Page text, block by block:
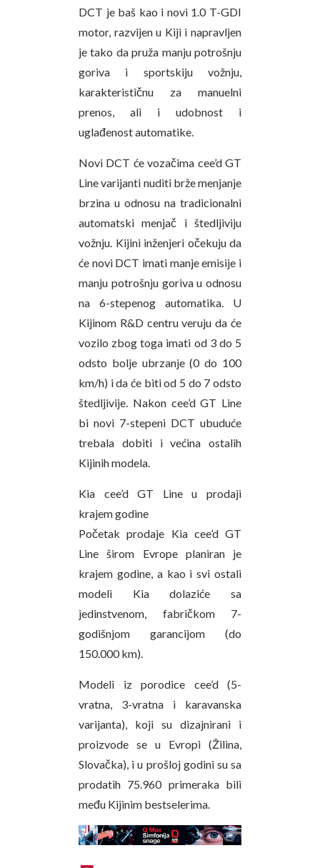
DCT je baš kao i novi 1.0 T-GDI
motor, razvijen u Kiji i napravljen
je tako da pruža manju potrošnju
goriva i sportskiju vožnju,
karakterističnu za manuelni
prenos, ali i udobnost i
uglađenost automatike.
Novi DCT će vozačima cee’d GT
Line varijanti nuditi brže menjanje
brzina u odnosu na tradicionalni
automatski menjač i štedljiviju
vožnju. Kijini inženjeri očekuju da
će novi DCT imati manje emisije i
manju potrošnju goriva u odnosu
na 6-stepenog automatika. U
Kijinom R&D centru veruju da će
vozilo zbog toga imati od 3 do 5
odsto bolje ubrzanje (0 do 100
km/h) i da će biti od 5 do 7 odsto
štedljivije. Nakon cee’d GT Line
bi novi 7-stepeni DCT ubuduće
trebala dobiti i većina ostalih
Kijinih modela.
Kia cee’d GT Line u prodaji
krajem godine
Početak prodaje Kia cee’d GT
Line širom Evrope planiran je
krajem godine, a kao i svi ostali
modeli Kia dolaziće sa
jedinstvenom, fabričkom 7-
godišnjom garancijom (do
150.000 km).
Modeli iz porodice cee’d (5-
vratna, 3-vratna i karavanska
varijanta), koji su dizajnirani i
proizvode se u Evropi (Žilina,
Slovačka), i u prošloj godini su sa
prodatih 75.960 primeraka bili
među Kijinim bestselerima.